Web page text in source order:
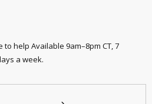
to help Available 9am–8pm CT, 7
a week.